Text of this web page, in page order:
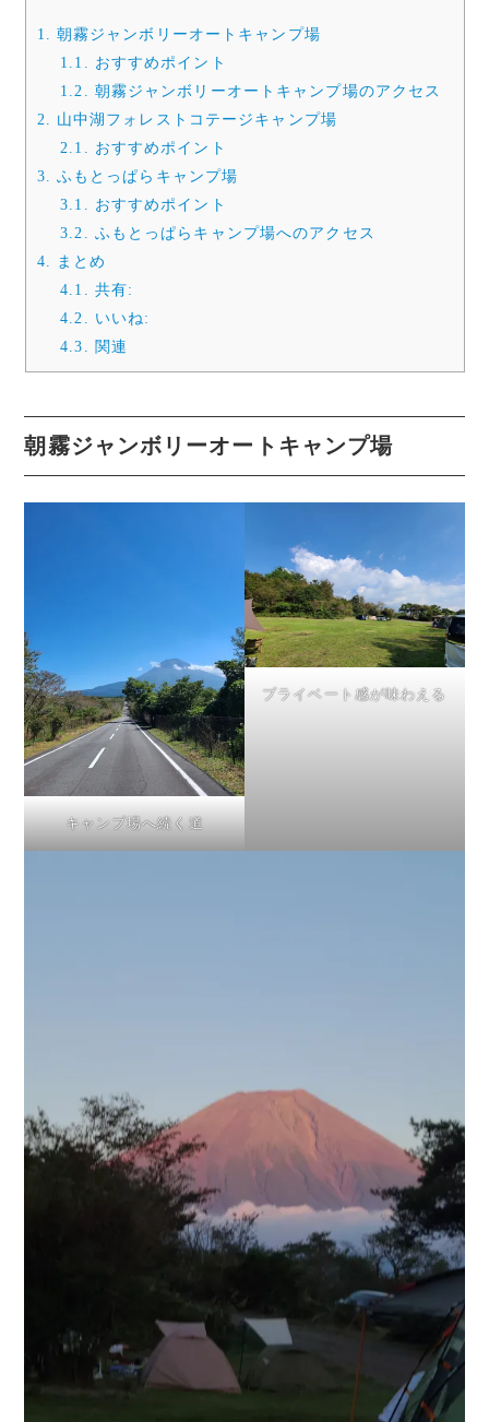
1. 朝霧ジャンボリーオートキャンプ場
1.1. おすすめポイント
1.2. 朝霧ジャンボリーオートキャンプ場のアクセス
2. 山中湖フォレストコテージキャンプ場
2.1. おすすめポイント
3. ふもとっぱらキャンプ場
3.1. おすすめポイント
3.2. ふもとっぱらキャンプ場へのアクセス
4. まとめ
4.1. 共有:
4.2. いいね:
4.3. 関連
朝霧ジャンボリーオートキャンプ場
キャンプ場へ続く道
プライベート感が味わえる